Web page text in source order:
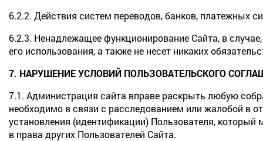
6.2.2. Действия систем переводов, банков, платежных
6.2.3. Ненадлежащее функционирование Сайта, в
его использования, а также не несет никаких
7. НАРУШЕНИЕ УСЛОВИЙ ПОЛЬЗОВАТЕЛЬСКОГО
7.1. Администрация сайта вправе раскрыть любую
необходимо в связи с расследованием или жалобой в
установления (идентификации) Пользователя,
в права других Пользователей Сайта.